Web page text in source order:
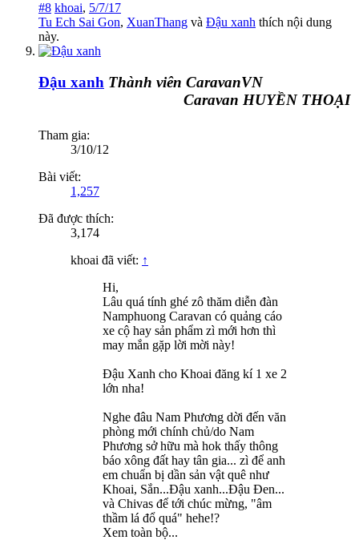
#8 khoai, 5/7/17
Tu Ech Sai Gon, XuanThang và Đậu xanh thích nội dung
này.
Đậu xanh Thành viên CaravanVN
Caravan HUYỀN THOẠI
Tham gia:
3/10/12
Bài viết:
1,257
Đã được thích:
3,174
khoai đã viết: ↑
Hi,
Lâu quá tính ghé zô thăm diễn đàn
Namphuong Caravan có quảng cáo
xe cộ hay sản phẩm zì mới hơn thì
may mắn gặp lời mời này!
Đậu Xanh cho Khoai đăng kí 1 xe 2
lớn nha!
Nghe đâu Nam Phương dời đến văn
phòng mới chính chủ/do Nam
Phương sở hữu mà hok thấy thông
báo xông đất hay tân gia... zì để anh
em chuẩn bị dần sản vật quê như
Khoai, Sắn...Đậu xanh...Đậu Đen...
và Chivas để tới chúc mừng, "âm
thầm lá đổ quá" hehe!?
Xem toàn bộ...